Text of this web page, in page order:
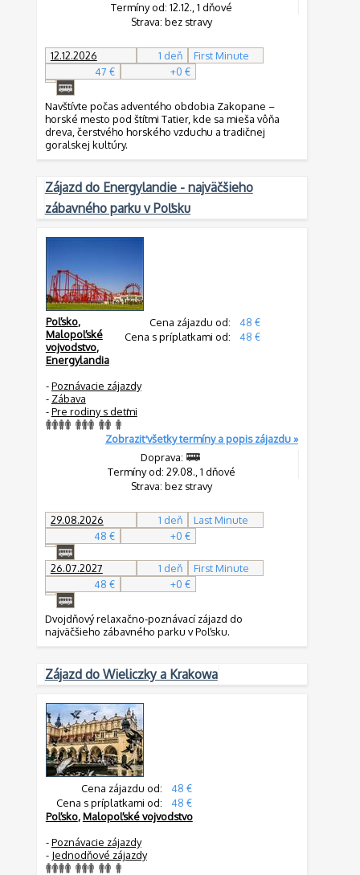
Termíny od: 12.12., 1 dňové
Strava: bez stravy
12.12.2026 1 deň
First Minute
47 €
+0 €
Navštívte počas adventého obdobia Zakopane –
horské mesto pod štítmi Tatier, kde sa mieša vôňa
dreva, čerstvého horského vzduchu a tradičnej
goralskej kultúry.
Zájazd do Energylandie - najväčšieho
zábavného parku v Poľsku
Cena zájazdu od:
48 €
Cena s príplatkami od:
48 €
Poľsko,
Malopoľské
vojvodstvo,
Energylandia
-Poznávacie zájazdy
- Zábava
-Pre rodiny s deťmi
Zobraziť všetky termíny a popis zájazdu »
Doprava:
Termíny od: 29.08., 1 dňové
Strava: bez stravy
29.08.2026 1 deň
Last Minute
48 €
+0 €
26.07.2027 1 deň
First Minute
48 €
+0 €
Dvojdňový relaxačno-poznávací zájazd do
najväčšieho zábavného parku v Poľsku.
Zájazd do Wieliczky a Krakowa
Cena zájazdu od:
48 €
Cena s príplatkami od:
48 €
Poľsko,Malopoľské vojvodstvo
-Poznávacie zájazdy
- Jednodňové zájazdy